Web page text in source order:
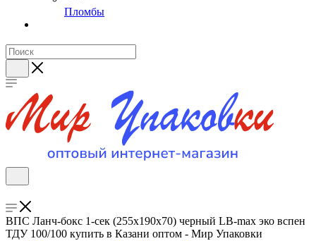
Пломбы
ВПС Ланч-бокс 1-сек (255х190х70) черный LB-max эко вспен
ТДУ 100/100 купить в Казани оптом - Мир Упаковки